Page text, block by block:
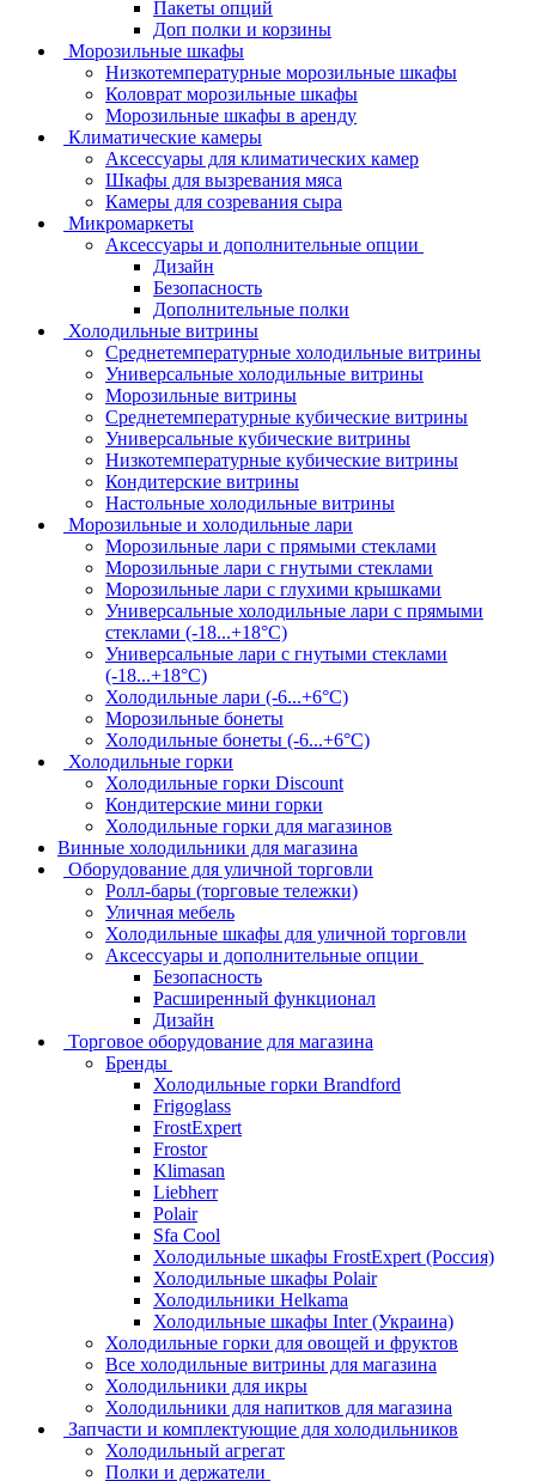
Пакеты опций
Доп полки и корзины
Морозильные шкафы
Низкотемпературные морозильные шкафы
Коловрат морозильные шкафы
Морозильные шкафы в аренду
Климатические камеры
Аксессуары для климатических камер
Шкафы для вызревания мяса
Камеры для созревания сыра
Микромаркеты
Аксессуары и дополнительные опции
Дизайн
Безопасность
Дополнительные полки
Холодильные витрины
Среднетемпературные холодильные витрины
Универсальные холодильные витрины
Морозильные витрины
Среднетемпературные кубические витрины
Универсальные кубические витрины
Низкотемпературные кубические витрины
Кондитерские витрины
Настольные холодильные витрины
Морозильные и холодильные лари
Морозильные лари с прямыми стеклами
Морозильные лари с гнутыми стеклами
Морозильные лари с глухими крышками
Универсальные холодильные лари с прямыми
стеклами (-18...+18°C)
Универсальные лари с гнутыми стеклами
(-18...+18°C)
Холодильные лари (-6...+6°C)
Морозильные бонеты
Холодильные бонеты (-6...+6°C)
Холодильные горки
Холодильные горки Discount
Кондитерские мини горки
Холодильные горки для магазинов
Винные холодильники для магазина
Оборудование для уличной торговли
Ролл-бары (торговые тележки)
Уличная мебель
Холодильные шкафы для уличной торговли
Аксессуары и дополнительные опции
Безопасность
Расширенный функционал
Дизайн
Торговое оборудование для магазина
Бренды
Холодильные горки Brandford
Frigoglass
FrostExpert
Frostor
Klimasan
Liebherr
Polair
Sfa Cool
Холодильные шкафы FrostExpert (Россия)
Холодильные шкафы Polair
Холодильники Нelkama
Холодильные шкафы Inter (Украина)
Холодильные горки для овощей и фруктов
Все холодильные витрины для магазина
Холодильники для икры
Холодильники для напитков для магазина
Запчасти и комплектующие для холодильников
Холодильный агрегат
Полки и держатели